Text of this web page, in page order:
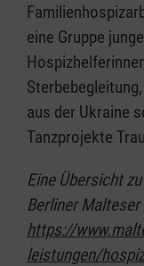
eine Gruppe
aus der Ukraine
Tanzprojekte
Eine Übersicht
Berliner
https://
leistungen/